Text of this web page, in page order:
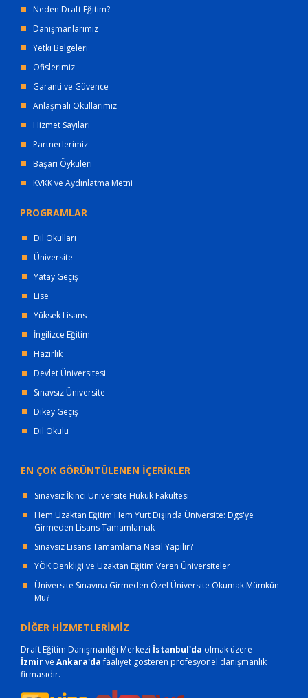
Neden Draft Eğitim?
Danışmanlarımız
Yetki Belgeleri
Ofislerimiz
Garanti ve Güvence
Anlaşmalı Okullarımız
Hizmet Sayıları
Partnerlerimiz
Başarı Öyküleri
KVKK ve Aydınlatma Metni
PROGRAMLAR
Dil Okulları
Üniversite
Yatay Geçiş
Lise
Yüksek Lisans
İngilizce Eğitim
Hazırlık
Devlet Üniversitesi
Sınavsız Üniversite
Dikey Geçiş
Dil Okulu
EN ÇOK GÖRÜNTÜLENEN İÇERİKLER
Sınavsız İkinci Üniversite Hukuk Fakültesi
Hem Uzaktan Eğitim Hem Yurt Dışında Üniversite: Dgs'ye
Girmeden Lisans Tamamlamak
Sınavsız Lisans Tamamlama Nasıl Yapılır?
YÖK Denkliği ve Uzaktan Eğitim Veren Üniversiteler
Üniversite Sınavına Girmeden Özel Üniversite Okumak Mümkün
Mü?
DİĞER HİZMETLERİMİZ
Draft Eğitim Danışmanlığı Merkezi İstanbul'da olmak üzere
İzmirve Ankara'dafaaliyet gösteren profesyonel danışmanlık
firmasıdır.